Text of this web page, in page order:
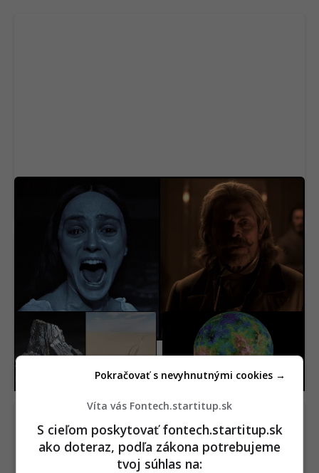
Na Netflix dorazila geniálna novinka aj s
dabingom. Má aj slovenský rukopis
USA našli pod púšťou
surovinový poklad za 152
miliárd dolárov. V ťažbe
Vedci sa vo Venuši celé
roky mýlili. Pod jej
povrchom objavili
ešte nestretli
Víta vás Fontech.startitup.sk
S cieľom poskytovať fontech.startitup.sk
ako doteraz, podľa zákona potrebujeme
tvoj súhlas na:
Pokračovať s nevyhnutnými cookies →